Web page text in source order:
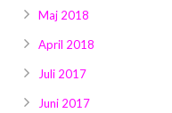
Maj 2018
April 2018
Juli 2017
Juni 2017